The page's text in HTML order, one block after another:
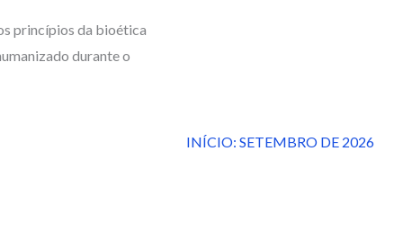
princípios da bioética
durante o
INÍCIO: SETEMBRO DE 2026